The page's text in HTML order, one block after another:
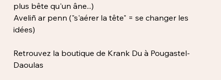
plus bête qu'un âne...)
Aveliñ ar penn ("s'aérer la tête" = se changer les
idées)
Retrouvez la boutique de Krank Du à Pougastel-
Daoulas